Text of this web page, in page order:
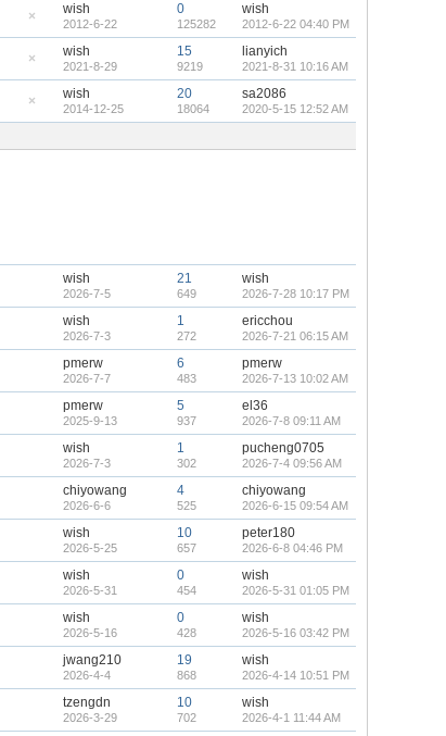
藏
置
帖
wish
2012-6-22
0
125282
wish
2012-6-22 04:40 PM
藏
置
帖
wish
2021-8-29
15
9219
lianyich
2021-8-31 10:16 AM
藏
頂
wish
2014-12-25
20
18064
sa2086
2020-5-15 12:52 AM
wish
2026-7-5
21
649
wish
2026-7-28 10:17 PM
wish
2026-7-3
1
272
ericchou
2026-7-21 06:15 AM
pmerw
2026-7-7
6
483
pmerw
2026-7-13 10:02 AM
pmerw
2025-9-13
5
937
el36
2026-7-8 09:11 AM
wish
2026-7-3
1
302
pucheng0705
2026-7-4 09:56 AM
chiyowang
2026-6-6
4
525
chiyowang
2026-6-15 09:54 AM
wish
2026-5-25
10
657
peter180
2026-6-8 04:46 PM
wish
2026-5-31
0
454
wish
2026-5-31 01:05 PM
wish
2026-5-16
0
428
wish
2026-5-16 03:42 PM
jwang210
2026-4-4
19
868
wish
2026-4-14 10:51 PM
tzengdn
2026-3-29
10
702
wish
2026-4-1 11:44 AM